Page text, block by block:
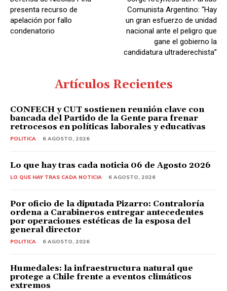
r
d
e
presenta recurso de
apelación por fallo
condenatorio
Comunista Argentino: “Hay
un gran esfuerzo de unidad
nacional ante el peligro que
gane el gobierno la
candidatura ultraderechista”
Artículos Recientes
CONFECH y CUT sostienen reunión clave con
bancada del Partido de la Gente para frenar
retrocesos en políticas laborales y educativas
POLITICA 6 AGOSTO, 2026
Lo que hay tras cada noticia 06 de Agosto 2026
LO QUE HAY TRAS CADA NOTICIA 6 AGOSTO, 2026
Por oficio de la diputada Pizarro: Contraloría
ordena a Carabineros entregar antecedentes
por operaciones estéticas de la esposa del
general director
POLITICA 6 AGOSTO, 2026
Humedales: la infraestructura natural que
protege a Chile frente a eventos climáticos
extremos